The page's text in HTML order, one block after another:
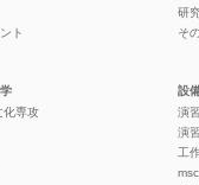
ト
研
そ
化専攻
設
演
演
工